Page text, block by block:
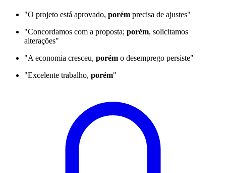
"O projeto está aprovado, porém precisa de ajustes"
"Concordamos com a proposta; porém, solicitamos
alterações"
"A economia cresceu, porém o desemprego persiste"
"Excelente trabalho, porém"